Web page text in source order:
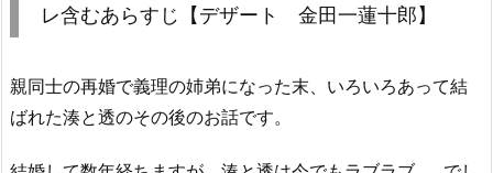
レ含むあらすじ【デザート 金田一蓮十郎】
親同士の再婚で義理の姉弟になった末、いろいろあって結
ばれた湊と透のその後のお話です。